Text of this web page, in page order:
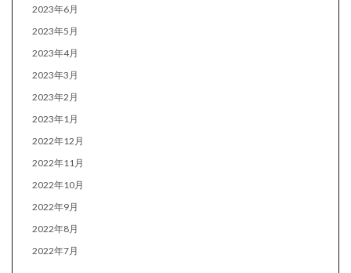
2023年6月
2023年5月
2023年4月
2023年3月
2023年2月
2023年1月
2022年12月
2022年11月
2022年10月
2022年9月
2022年8月
2022年7月